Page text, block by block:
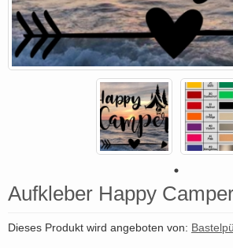
Aufkleber Happy
Dieses Produkt wird angeboten von: